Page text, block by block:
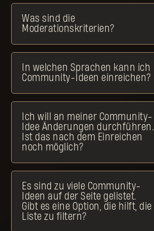
Was sind die
Moderationskriterien?
In welchen Sprachen kann ich
Community-Ideen einreichen?
Ich will an meiner Community-
Idee Änderungen durchführen.
Ist das nach dem Einreichen
noch möglich?
Es sind zu viele Community-
Ideen auf der Seite gelistet.
Gibt es eine Option, die hilft, die
Liste zu filtern?